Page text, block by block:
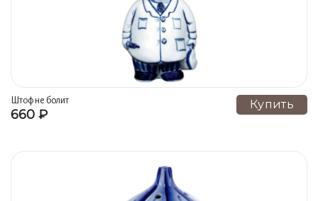
Штоф не болит
660 ₽
Купить